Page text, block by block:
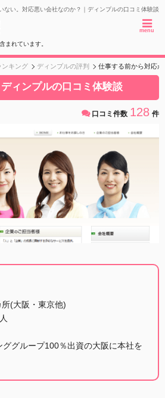
ない。対応悪い会社なのか？｜ディンプルの口コミ体験談
menu
まれています。
ンキング ディンプルの評判 仕事する前から対応
ィンプルの口コミ体験談
口コミ件数 128 件
所(大阪・東京他)
ググループ100％出資の大阪に本社を